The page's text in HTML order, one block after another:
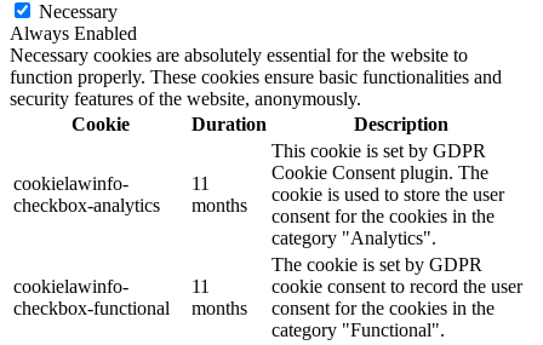
Necessary
Always Enabled
Necessary cookies are absolutely essential for the website to
function properly. These cookies ensure basic functionalities and
security features of the website, anonymously.
Cookie
Duration Description
cookielawinfo-
checkbox-analytics
11
months
This cookie is set by GDPR
Cookie Consent plugin. The
cookie is used to store the user
consent for the cookies in the
category "Analytics".
cookielawinfo-
checkbox-functional
11
months
The cookie is set by GDPR
cookie consent to record the user
consent for the cookies in the
category "Functional".